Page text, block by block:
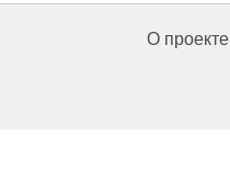
О проекте